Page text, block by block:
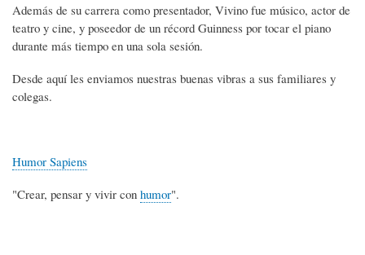
Además de su carrera como presentador, Vivino fue músico, actor de
teatro y cine, y poseedor de un récord Guinness por tocar el piano
durante más tiempo en una sola sesión.
Desde aquí les enviamos nuestras buenas vibras a sus familiares y
colegas.
Humor Sapiens
"Crear, pensar y vivir con humor".